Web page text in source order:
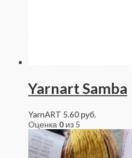
Yarnart Samba
YarnART 5.60 руб.
Оценка 0 из 5